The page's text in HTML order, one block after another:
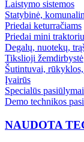
Laistymo sistemos
Statybinė,
Priedai keturračiams
Priedai mini
Degalų, nuotekų,
Tikslioji žemdirbystė
Šutintuvai,
Įvairūs
Specialūs pasiūlymai
Demo technikos
NAUDOTA